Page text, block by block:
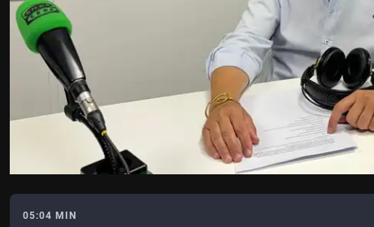
05:04 MIN